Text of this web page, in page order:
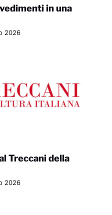
in una
2026
Treccani della
2026